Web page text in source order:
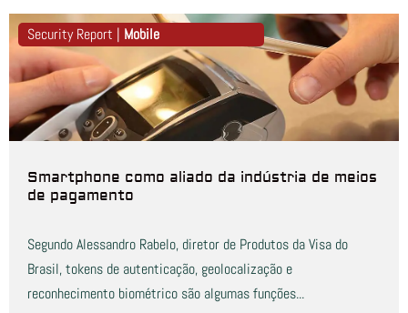
Security Report | Mobile
Smartphone como aliado da indústria de meios
de pagamento
Segundo Alessandro Rabelo, diretor de Produtos da Visa do
Brasil, tokens de autenticação, geolocalização e
reconhecimento biométrico são algumas funções...